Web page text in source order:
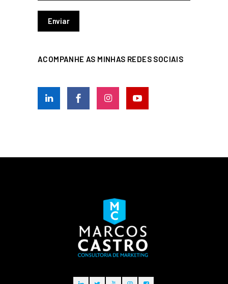
ACOMPANHE AS MINHAS REDES SOCIAIS